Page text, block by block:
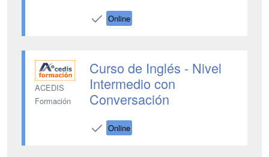
Online
ACEDIS
Formación
Curso de Inglés - Nivel
Intermedio con
Conversación
Online